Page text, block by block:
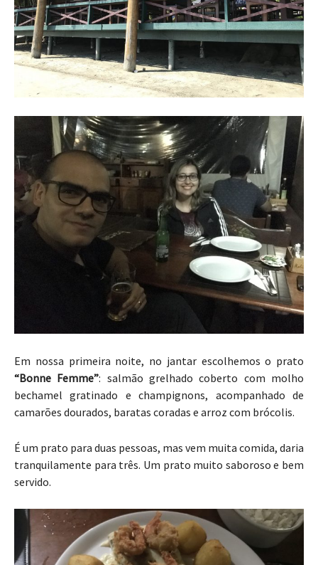
Em nossa primeira noite, no jantar escolhemos o prato
“Bonne Femme”: salmão grelhado coberto com molho
bechamel gratinado e champignons, acompanhado de
camarões dourados, baratas coradas e arroz com brócolis.
É um prato para duas pessoas, mas vem muita comida, daria
tranquilamente para três. Um prato muito saboroso e bem
servido.